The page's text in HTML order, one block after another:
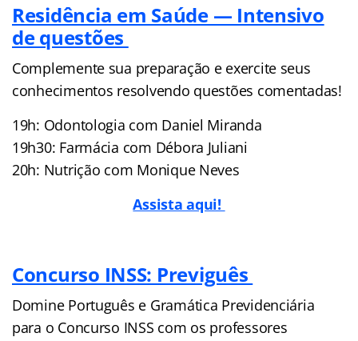
Residência em Saúde — Intensivo
de questões
Complemente sua preparação e exercite seus
conhecimentos resolvendo questões comentadas!
19h: Odontologia com Daniel Miranda
19h30: Farmácia com Débora Juliani
20h: Nutrição com Monique Neves
Assista aqui!
Concurso INSS: Previguês
Domine Português e Gramática Previdenciária
para o Concurso INSS com os professores